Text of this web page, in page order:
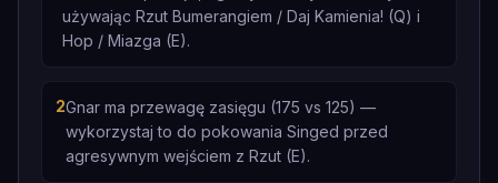
używając Rzut Bumerangiem / Daj Kamienia! (Q) i
Hop / Miazga (E).
2Gnar ma przewagę zasięgu (175 vs 125) —
wykorzystaj to do pokowania Singed przed
agresywnym wejściem z Rzut (E).